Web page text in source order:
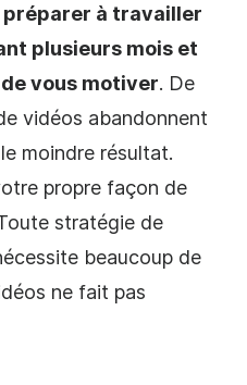
préparer à travailler
plusieurs mois et
vous motiver. De
vidéos abandonnent
moindre résultat.
propre façon de
stratégie de
beaucoup de
ne fait pas